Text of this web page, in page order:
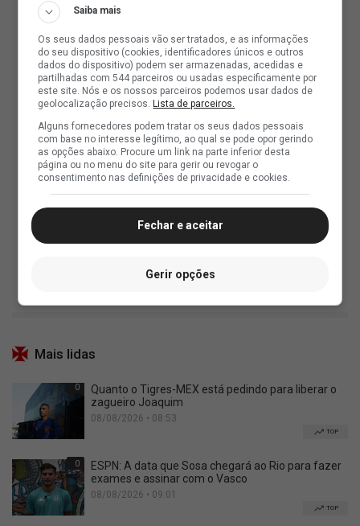
Mais lidas
0
Quanto o Tigres-MEX está pedindo para liberar o
zagueiro Joaquim
08/08/2026 • 08:53
TOP
0
ESPN: A data que Sosa chegará ao Rio para fazer
exames e assinar com o Vasco
08/08/2026 • 09:01
TOP
Saiba mais
Os seus dados pessoais vão ser tratados, e as informações
do seu dispositivo (cookies, identificadores únicos e outros
dados do dispositivo) podem ser armazenadas, acedidas e
partilhadas com 544 parceiros ou usadas especificamente por
este site. Nós e os nossos parceiros podemos usar dados de
geolocalização precisos. Lista de parceiros.
Alguns fornecedores podem tratar os seus dados pessoais
com base no interesse legítimo, ao qual se pode opor gerindo
as opções abaixo. Procure um link na parte inferior desta
página ou no menu do site para gerir ou revogar o
consentimento nas definições de privacidade e cookies.
Fechar e aceitar
Gerir opções